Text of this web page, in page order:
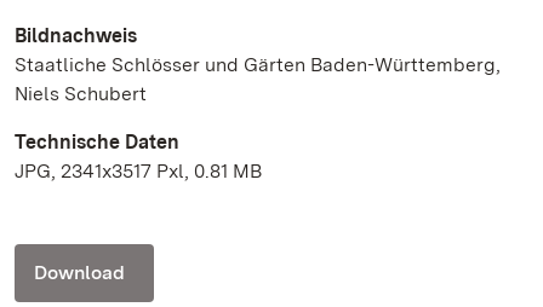
Bildnachweis
Staatliche Schlösser und Gärten Baden-Württemberg,
Niels Schubert
Technische Daten
JPG, 2341x3517 Pxl, 0.81 MB
Download